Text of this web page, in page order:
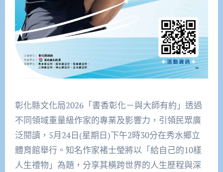
彰化縣文化局2026「書香彰化－與大師有約」透過
不同領域重量級作家的專業及影響力，引領民眾廣
泛閱讀，5月24日(星期日)下午2時30分在秀水鄉立
體育館舉行。知名作家褚士瑩將以「給自己的10樣
人生禮物」為題，分享其橫跨世界的人生歷程與深